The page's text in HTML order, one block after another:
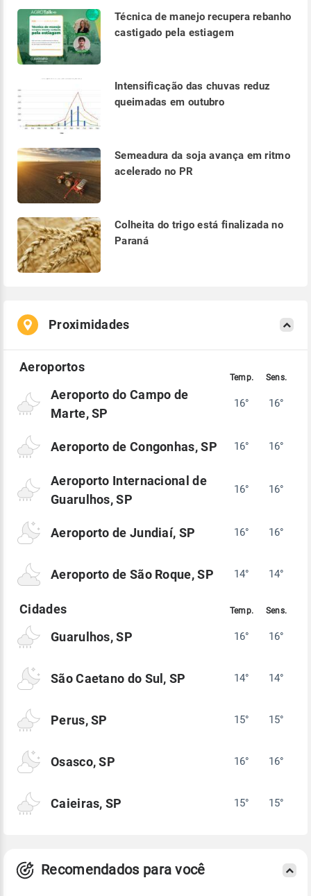
Técnica de manejo recupera rebanho
castigado pela estiagem
Intensificação das chuvas reduz
queimadas em outubro
Semeadura da soja avança em ritmo
acelerado no PR
Colheita do trigo está finalizada no
Paraná
Proximidades
Aeroporto do Campo de
Marte, SP
16° 16°
Aeroporto de Congonhas, SP 16° 16°
Aeroporto Internacional de
Guarulhos, SP
16° 16°
Aeroporto de Jundiaí, SP 16° 16°
Aeroporto de São Roque, SP 14° 14°
Guarulhos, SP 16° 16°
São Caetano do Sul, SP 14° 14°
Perus, SP 15° 15°
Osasco, SP 16° 16°
Caieiras, SP 15° 15°
Recomendados para você